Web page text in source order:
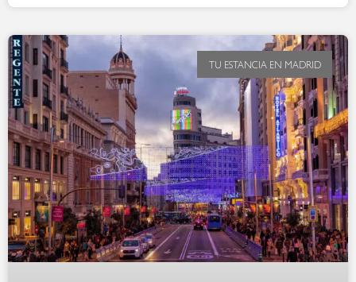
TU ESTANCIA EN MADRID